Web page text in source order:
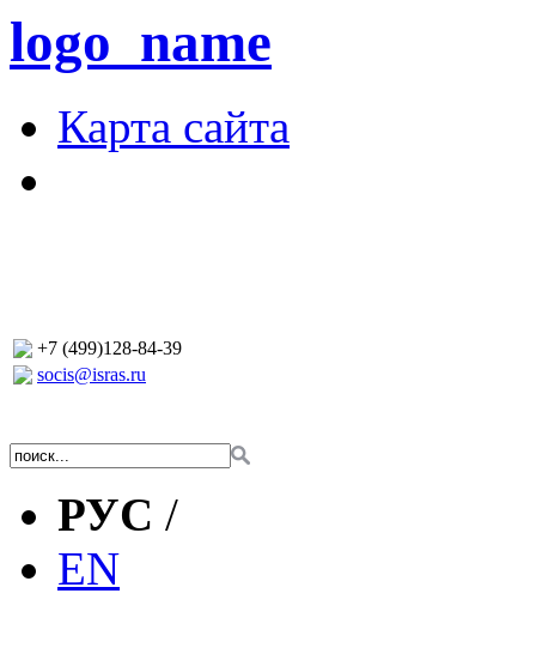
logo_name
Карта сайта
+7 (499)128-84-39
socis@isras.ru
РУС /
EN